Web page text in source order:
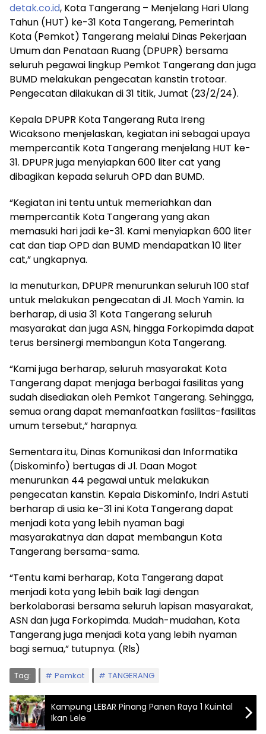
detak.co.id, Kota Tangerang – Menjelang Hari Ulang
Tahun (HUT) ke-31 Kota Tangerang, Pemerintah
Kota (Pemkot) Tangerang melalui Dinas Pekerjaan
Umum dan Penataan Ruang (DPUPR) bersama
seluruh pegawai lingkup Pemkot Tangerang dan juga
BUMD melakukan pengecatan kanstin trotoar.
Pengecatan dilakukan di 31 titik, Jumat (23/2/24).
Kepala DPUPR Kota Tangerang Ruta Ireng
Wicaksono menjelaskan, kegiatan ini sebagai upaya
mempercantik Kota Tangerang menjelang HUT ke-
31. DPUPR juga menyiapkan 600 liter cat yang
dibagikan kepada seluruh OPD dan BUMD.
“Kegiatan ini tentu untuk memeriahkan dan
mempercantik Kota Tangerang yang akan
memasuki hari jadi ke-31. Kami menyiapkan 600 liter
cat dan tiap OPD dan BUMD mendapatkan 10 liter
cat,” ungkapnya.
Ia menuturkan, DPUPR menurunkan seluruh 100 staf
untuk melakukan pengecatan di Jl. Moch Yamin. Ia
berharap, di usia 31 Kota Tangerang seluruh
masyarakat dan juga ASN, hingga Forkopimda dapat
terus bersinergi membangun Kota Tangerang.
“Kami juga berharap, seluruh masyarakat Kota
Tangerang dapat menjaga berbagai fasilitas yang
sudah disediakan oleh Pemkot Tangerang. Sehingga,
semua orang dapat memanfaatkan fasilitas-fasilitas
umum tersebut,” harapnya.
Sementara itu, Dinas Komunikasi dan Informatika
(Diskominfo) bertugas di Jl. Daan Mogot
menurunkan 44 pegawai untuk melakukan
pengecatan kanstin. Kepala Diskominfo, Indri Astuti
berharap di usia ke-31 ini Kota Tangerang dapat
menjadi kota yang lebih nyaman bagi
masyarakatnya dan dapat membangun Kota
Tangerang bersama-sama.
“Tentu kami berharap, Kota Tangerang dapat
menjadi kota yang lebih baik lagi dengan
berkolaborasi bersama seluruh lapisan masyarakat,
ASN dan juga Forkopimda. Mudah-mudahan, Kota
Tangerang juga menjadi kota yang lebih nyaman
bagi semua,” tutupnya. (Rls)
Tag: Pemkot TANGERANG
Kampung LEBAR Pinang Panen Raya 1 Kuintal
Ikan Lele